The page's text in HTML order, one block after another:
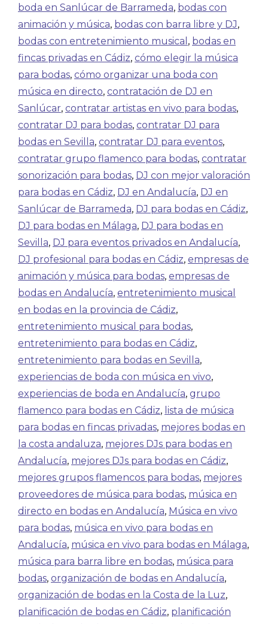
boda en Sanlúcar de Barrameda, bodas con
animación y música, bodas con barra libre y DJ,
bodas con entretenimiento musical , bodas en
fincas privadas en Cádiz, cómo elegir la música
para bodas, cómo organizar una boda con
música en directo, contratación de DJ en
Sanlúcar, contratar artistas en vivo para bodas,
contratar DJ para bodas, contratar DJ para
bodas en Sevilla, contratar DJ para eventos,
contratar grupo flamenco para bodas, contratar
sonorización para bodas, DJ con mejor valoración
para bodas en Cádiz, DJ en Andalucía, DJ en
Sanlúcar de Barrameda, DJ para bodas en Cádiz,
DJ para bodas en Málaga, DJ para bodas en
Sevilla, DJ para eventos privados en Andalucía,
DJ profesional para bodas en Cádiz, empresas de
animación y música para bodas, empresas de
bodas en Andalucía, entretenimiento musical
en bodas en la provincia de Cádiz,
entretenimiento musical para bodas,
entretenimiento para bodas en Cádiz,
entretenimiento para bodas en Sevilla,
experiencias de boda con música en vivo,
experiencias de boda en Andalucía, grupo
flamenco para bodas en Cádiz, lista de música
para bodas en fincas privadas, mejores bodas en
la costa andaluza, mejores DJs para bodas en
Andalucía, mejores DJs para bodas en Cádiz,
mejores grupos flamencos para bodas, mejores
proveedores de música para bodas, música en
directo en bodas en Andalucía, Música en vivo
para bodas, música en vivo para bodas en
Andalucía, música en vivo para bodas en Málaga,
música para barra libre en bodas, música para
bodas, organización de bodas en Andalucía,
organización de bodas en la Costa de la Luz,
planificación de bodas en Cádiz, planificación